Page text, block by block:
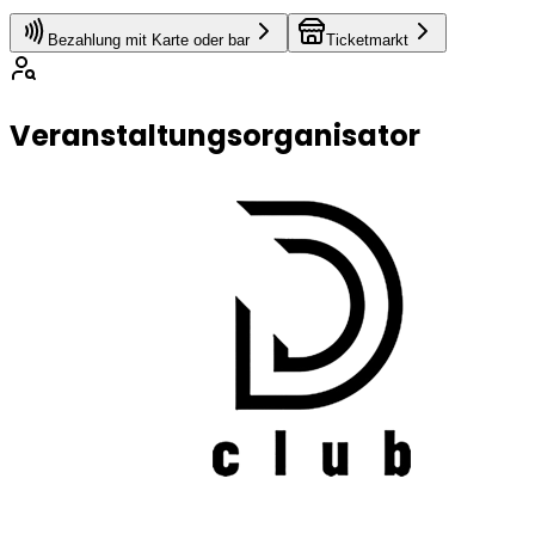
Bezahlung mit Karte oder bar Ticketmarkt
Veranstaltungsorganisator